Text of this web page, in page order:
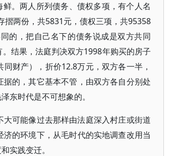
。两人所列债务、债权多项，有个人名
两份，共5831元，债权三项，共95358
的，把自己名下的债务说成是双方共同
结果，法庭判决双方1998年购买的房子
财产），折价12.8万元，双方各一半，
的，其它基本不管，由双方各自分别处
东时代是不可想象的。
可能像过去那样由法庭深入村庄或街道
的环境下，从毛时代的实地调查改用当
实践变迁。